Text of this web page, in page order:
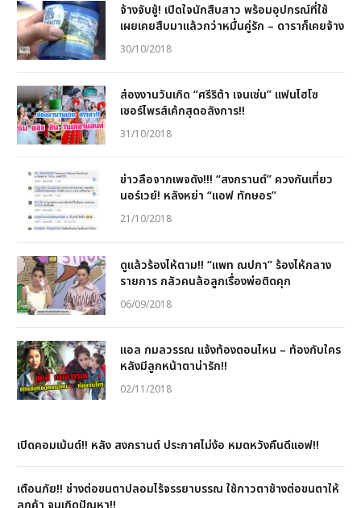
จ้างจับชู้! เปิดใจนักสืบสาว พร้อมอุปกรณ์ที่ใช้
เผยเคยสืบมาแล้วกว่าหมื่นคู่รัก – ดาราก็เคยจ้าง
30/10/2018
ส่องงานวันเกิด “ศรีริต้า เจนเซ่น” แฟนไฮโซ
เซอร์ไพรส์เค้กสุดอลังการ!!
31/10/2018
ข่าวลือจากเพจดัง!!! “สงกรานต์” ควงกันเที่ยว
นอร์เวย์! หลังหย่า “แอฟ ทักษอร”
21/10/2018
ดูแล้วร้องไห้ตาม!! “แพท ณปภา” ร้องไห้กลาง
รายการ กลัวคนล้อลูกเรื่องพ่อติดคุก
06/09/2018
แอล กมลวรรณ แจ้งท้องตอนไหน – ท้องกับใคร
หลังมีลูกหน้าตาน่ารัก!!
02/11/2018
เปิดคอมเม้นต์!! หลัง สงกรานต์ ประกาศไม่ง้อ หมดหวังคืนดีแอฟ!!
เตือนภัย!! ช่างต่อขนตาปลอมไร้จรรยาบรรณ ใช้กาวตาช้างต่อขนตาให้